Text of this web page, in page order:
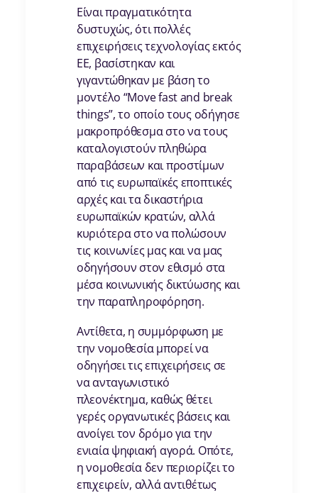
Είναι πραγματικότητα
δυστυχώς, ότι πολλές
επιχειρήσεις τεχνολογίας εκτός
ΕΕ, βασίστηκαν και
γιγαντώθηκαν με βάση το
μοντέλο “Move fast and break
things”, το οποίο τους οδήγησε
μακροπρόθεσμα στο να τους
καταλογιστούν πληθώρα
παραβάσεων και προστίμων
από τις ευρωπαϊκές εποπτικές
αρχές και τα δικαστήρια
ευρωπαϊκών κρατών, αλλά
κυριότερα στο να πολώσουν
τις κοινωνίες μας και να μας
οδηγήσουν στον εθισμό στα
μέσα κοινωνικής δικτύωσης και
την παραπληροφόρηση.
Αντίθετα, η συμμόρφωση με
την νομοθεσία μπορεί να
οδηγήσει τις επιχειρήσεις σε
να ανταγωνιστικό
πλεονέκτημα, καθώς θέτει
γερές οργανωτικές βάσεις και
ανοίγει τον δρόμο για την
ενιαία ψηφιακή αγορά. Οπότε,
η νομοθεσία δεν περιορίζει το
επιχειρείν, αλλά αντιθέτως